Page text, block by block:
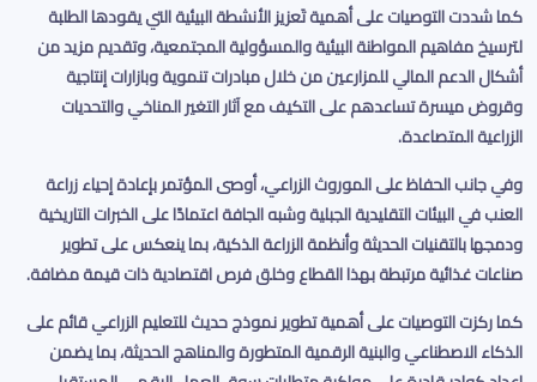
كما شددت التوصيات على أهمية تَعزيز الأنشطة البيئية التي يقودها الطلبة
لترسيخ مفاهيم المواطنة البيئية والمسؤولية المجتمعية، وتقديم مزيد من
أشكال الدعم المالي للمزارعين من خلال مبادرات تنموية وبازارات إنتاجية
وقروض ميسرة تساعدهم على التكيف مع آثار التغير المناخي والتحديات
الزراعية المتصاعدة.
وفي جانب الحفاظ على الموروث الزراعي، أوصى المؤتمر بإعادة إحياء زراعة
العنب في البيئات التقليدية الجبلية وشبه الجافة اعتمادًا على الخبرات التاريخية
ودمجها بالتقنيات الحديثة وأنظمة الزراعة الذكية، بما ينعكس على تطوير
صناعات غذائية مرتبطة بهذا القطاع وخلق فرص اقتصادية ذات قيمة مضافة.
كما ركزت التوصيات على أهمية تطوير نموذج حديث للتعليم الزراعي قائم على
الذكاء الاصطناعي والبنية الرقمية المتطورة والمناهج الحديثة، بما يضمن